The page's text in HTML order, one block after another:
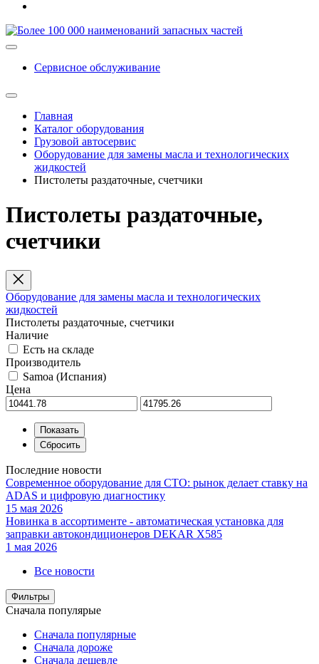
Сервисное обслуживание
Главная
Каталог оборудования
Грузовой автосервис
Оборудование для замены масла и технологических
жидкостей
Пистолеты раздаточные, счетчики
Пистолеты раздаточные,
счетчики
Оборудование для замены масла и технологических
жидкостей
Пистолеты раздаточные, счетчики
Наличие
Есть на складе
Производитель
Samoa (Испания)
Цена
Последние новости
Современное оборудование для СТО: рынок делает ставку на
ADAS и цифровую диагностику
15 мая 2026
Новинка в ассортименте - автоматическая установка для
заправки автокондиционеров DEKAR X585
1 мая 2026
Все новости
Фильтры
Сначала популярые
Сначала популярные
Сначала дороже
Сначала дешевле